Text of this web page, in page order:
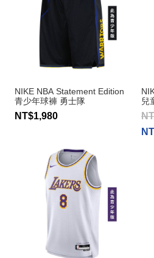
NIKE NBA Statement Edition
青少年球褲 勇士隊
NT$1,980
兒